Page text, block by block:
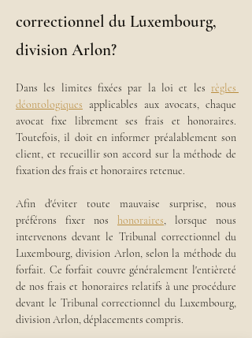
correctionnel du Luxembourg,
division Arlon?
Dans les limites fixées par la loi et les règles
déontologiques applicables aux avocats, chaque
avocat fixe librement ses frais et honoraires.
Toutefois, il doit en informer préalablement son
client, et recueillir son accord sur la méthode de
fixation des frais et honoraires retenue.
Afin d'éviter toute mauvaise surprise, nous
préférons fixer nos honoraires, lorsque nous
intervenons devant le Tribunal correctionnel du
Luxembourg, division Arlon, selon la méthode du
forfait. Ce forfait couvre généralement l'entièreté
de nos frais et honoraires relatifs à une procédure
devant le Tribunal correctionnel du Luxembourg,
division Arlon, déplacements compris.